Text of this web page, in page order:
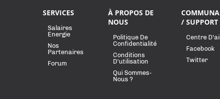
SERVICES
Salaires
Energie
Nos
Partenaires
Forum
À PROPOS DE
NOUS
Politique De
Confidentialité
Conditions
D'utilisation
Qui Sommes-
Nous ?
/ SUPPORT
Centre
Facebook
Twitter